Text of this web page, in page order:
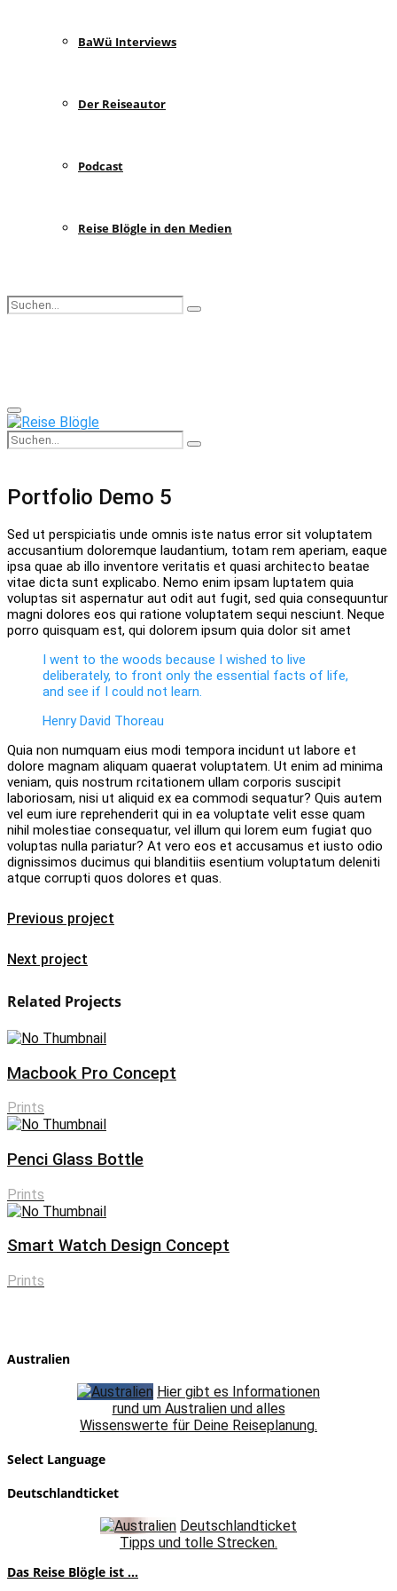
BaWü Interviews
Der Reiseautor
Podcast
Reise Blögle in den Medien
Search
Search
Primary
Menu
Search
for:
Search
Portfolio Demo 5
Sed ut perspiciatis unde omnis iste natus error sit voluptatem
accusantium doloremque laudantium, totam rem aperiam, eaque
ipsa quae ab illo inventore veritatis et quasi architecto beatae
vitae dicta sunt explicabo. Nemo enim ipsam luptatem quia
voluptas sit aspernatur aut odit aut fugit, sed quia consequuntur
magni dolores eos qui ratione voluptatem sequi nesciunt. Neque
porro quisquam est, qui dolorem ipsum quia dolor sit amet
I went to the woods because I wished to live
deliberately, to front only the essential facts of life,
and see if I could not learn.
Henry David Thoreau
Quia non numquam eius modi tempora incidunt ut labore et
dolore magnam aliquam quaerat voluptatem. Ut enim ad minima
veniam, quis nostrum rcitationem ullam corporis suscipit
laboriosam, nisi ut aliquid ex ea commodi sequatur? Quis autem
vel eum iure reprehenderit qui in ea voluptate velit esse quam
nihil molestiae consequatur, vel illum qui lorem eum fugiat quo
voluptas nulla pariatur? At vero eos et accusamus et iusto odio
dignissimos ducimus qui blanditiis esentium voluptatum deleniti
atque corrupti quos dolores et quas.
Previous project
Next project
Related Projects
Macbook Pro Concept
Prints
Penci Glass Bottle
Prints
Smart Watch Design Concept
Prints
Australien
Hier gibt es Informationen
rund um Australien und alles
Wissenswerte für Deine Reiseplanung.
Select Language
Deutschlandticket
Deutschlandticket
Tipps und tolle Strecken.
Das Reise Blögle ist ...